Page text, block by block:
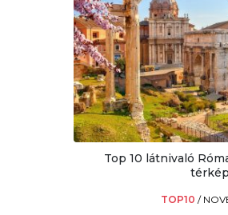
Top 10 látnivaló
TOP10/